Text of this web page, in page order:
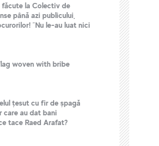
făcute la Colectiv de
până azi publicului,
”Nu le-au luat nici
woven with bribe
țesut cu fir de șpagă
care au dat bani
tace Raed Arafat?